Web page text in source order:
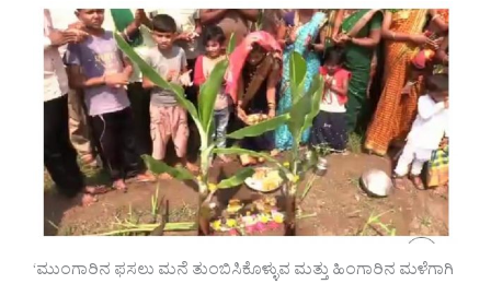
‘ಮುಂಗಾರಿನ ಫಸಲು ಮನೆ ತುಂಬಿಸಿಕೊಳ್ಳುವ ಮತ್ತು ಹಿಂಗಾರಿನ ಮಳೆಗಾಗಿ